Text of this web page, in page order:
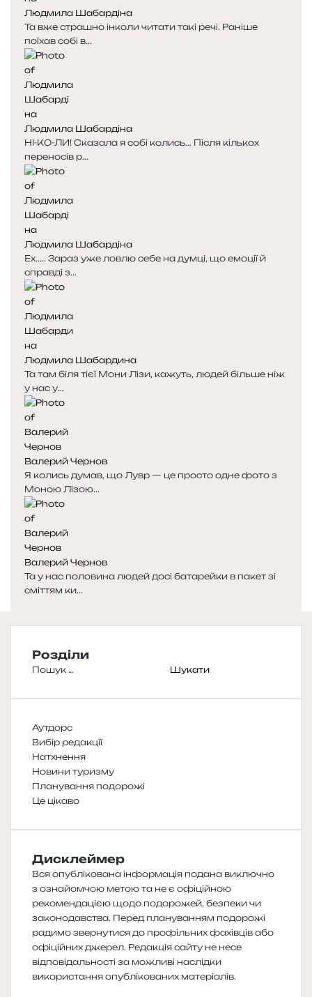
Людмила Шабардіна
Та вже страшно інколи читати такі речі. Раніше
поїхав собі в...
Людмила Шабардіна
НІ-КО-ЛИ! Сказала я собі колись... Після кількох
переносів р...
Людмила Шабардіна
Ех..... Зараз уже ловлю себе на думці, що емоції й
справді з...
Людмила Шабардина
Та там біля тієї Мони Лізи, кажуть, людей більше ніж
у нас у...
Валерий Чернов
Я колись думав, що Лувр — це просто одне фото з
Моною Лізою...
Валерий Чернов
Та у нас половина людей досі батарейки в пакет зі
сміттям ки...
Розділи
Пошук:
Аутдорс
Вибір редакції
Натхнення
Новини туризму
Планування подорожі
Це цікаво
Дисклеймер
Вся опублікована інформація подана виключно
з ознайомчою метою та не є офіційною
рекомендацією щодо подорожей, безпеки чи
законодавства. Перед плануванням подорожі
радимо звернутися до профільних фахівців або
офіційних джерел. Редакція сайту не несе
відповідальності за можливі наслідки
використання опублікованих матеріалів.